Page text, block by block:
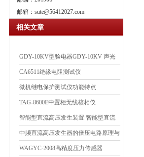
邮箱： sute@56412027.com
相关文章
GDY-10KV型验电器GDY-10KV 声光
验电棒
CA6511绝缘电阻测试仪
微机继电保护测试仪功能特点
TAG-8600E中置柜无线核相仪
智能型直流高压发生装置 智能型直流
高压发生装置大量供应
中频直流高压发生器的倍压电路原理与
便携化设计分析
WAGYC-2008高精度压力传感器